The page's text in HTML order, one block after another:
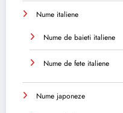
Nume italiene
Nume de baieti italiene
Nume de fete italiene
Nume japoneze